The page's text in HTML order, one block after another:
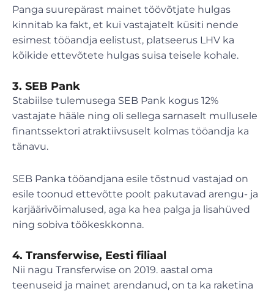
Panga suurepärast mainet töövõtjate hulgas
kinnitab ka fakt, et kui vastajatelt küsiti nende
esimest tööandja eelistust, platseerus LHV ka
kõikide ettevõtete hulgas suisa teisele kohale.
3. SEB Pank
Stabiilse tulemusega SEB Pank kogus 12%
vastajate hääle ning oli sellega sarnaselt mullusele
finantssektori atraktiivsuselt kolmas tööandja ka
tänavu.
SEB Panka tööandjana esile tõstnud vastajad on
esile toonud ettevõtte poolt pakutavad arengu- ja
karjäärivõimalused, aga ka hea palga ja lisahüved
ning sobiva töökeskkonna.
4. Transferwise, Eesti filiaal
Nii nagu Transferwise on 2019. aastal oma
teenuseid ja mainet arendanud, on ta ka raketina